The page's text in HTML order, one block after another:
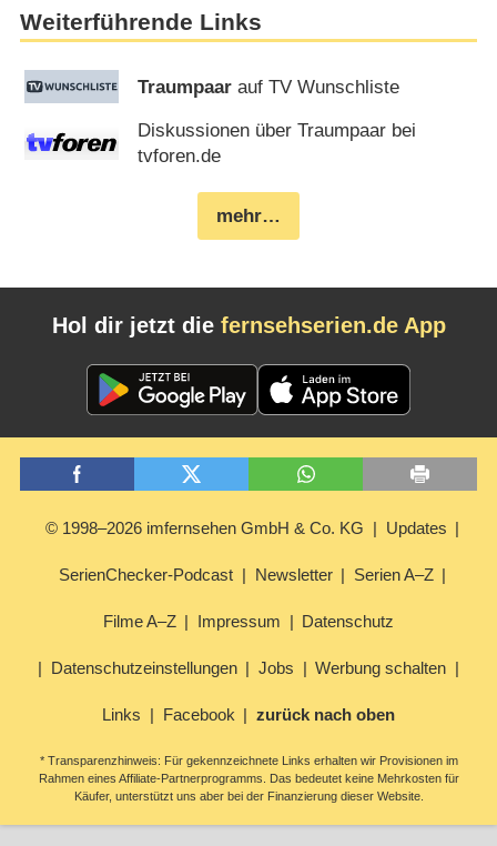
Weiterführende Links
Traumpaar auf TV Wunschliste
Diskussionen über Traumpaar bei
tvforen.de
mehr…
Hol dir jetzt die fernsehserien.de App
© 1998–2026 imfernsehen GmbH & Co. KG Updates
SerienChecker-Podcast Newsletter Serien A–Z
Filme A–Z Impressum Datenschutz
Datenschutzeinstellungen Jobs Werbung schalten
Links Facebook zurück nach oben
* Transparenzhinweis: Für gekennzeichnete Links erhalten wir Provisionen im
Rahmen eines Affiliate-Partnerprogramms. Das bedeutet keine Mehrkosten für
Käufer, unterstützt uns aber bei der Finanzierung dieser Website.